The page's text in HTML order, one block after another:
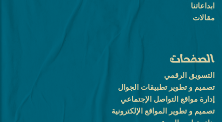
ابداعاتنا
مقالات
الصفحات
التسويق الرقمي
تصميم و تطوير تطبيقات الجوال
إدارة مواقع التواصل الإجتماعي
تصميم و تطوير المواقع الإلكترونية